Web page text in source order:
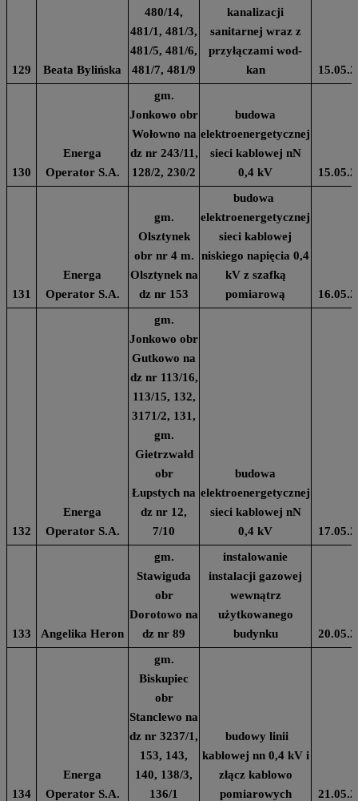
129 Beata Bylińska
480/14,
481/1, 481/3,
481/5, 481/6,
481/7, 481/9
kanalizacji
sanitarnej wraz z
przyłączami wod-
kan
130
Energa
Operator S.A.
gm.
Jonkowo obr
Wołowno na
dz nr 243/11,
128/2, 230/2
budowa
elektroenergetycznej
sieci kablowej nN
0,4 kV
131
Energa
Operator S.A.
gm.
Olsztynek
obr nr 4 m.
Olsztynek na
dz nr 153
budowa
elektroenergetycznej
sieci kablowej
niskiego napięcia 0,4
kV z szafką
pomiarową
132
Energa
Operator S.A.
gm.
Jonkowo obr
Gutkowo na
dz nr 113/16,
113/15, 132,
3171/2, 131,
gm.
Gietrzwałd
obr
Łupstych na
dz nr 12,
7/10
budowa
elektroenergetycznej
sieci kablowej nN
0,4 kV
133 Angelika Heron
gm.
Stawiguda
obr
Dorotowo na
dz nr 89
instalowanie
instalacji gazowej
wewnątrz
użytkowanego
budynku
134
Energa
Operator S.A.
gm.
Biskupiec
obr
Stanclewo na
dz nr 3237/1,
153, 143,
140, 138/3,
136/1
budowy linii
kablowej nn 0,4 kV i
złącz kablowo
pomiarowych